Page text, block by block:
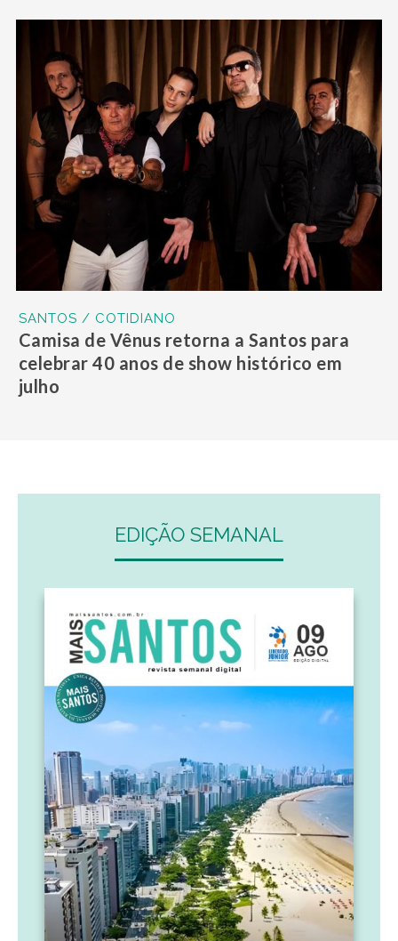
SANTOS / COTIDIANO
Camisa de Vênus retorna a Santos para
celebrar 40 anos de show histórico em
julho
EDIÇÃO SEMANAL